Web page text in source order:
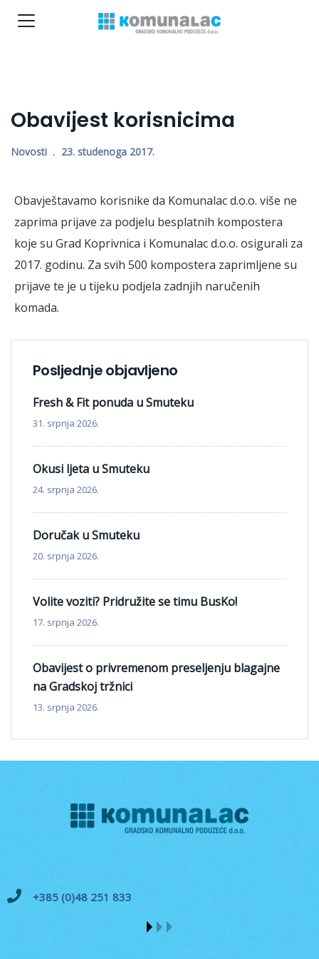
Obavijest korisnicima
Novosti 23. studenoga 2017.
Obavještavamo korisnike da Komunalac d.o.o. više ne
zaprima prijave za podjelu besplatnih kompostera
koje su Grad Koprivnica i Komunalac d.o.o. osigurali za
2017. godinu. Za svih 500 kompostera zaprimljene su
prijave te je u tijeku podjela zadnjih naručenih
komada.
Posljednje objavljeno
Fresh & Fit ponuda u Smuteku
31. srpnja 2026.
Okusi ljeta u Smuteku
24. srpnja 2026.
Doručak u Smuteku
20. srpnja 2026.
Volite voziti? Pridružite se timu BusKo!
17. srpnja 2026.
Obavijest o privremenom preseljenju blagajne
na Gradskoj tržnici
13. srpnja 2026.
+385 (0)48 251 833